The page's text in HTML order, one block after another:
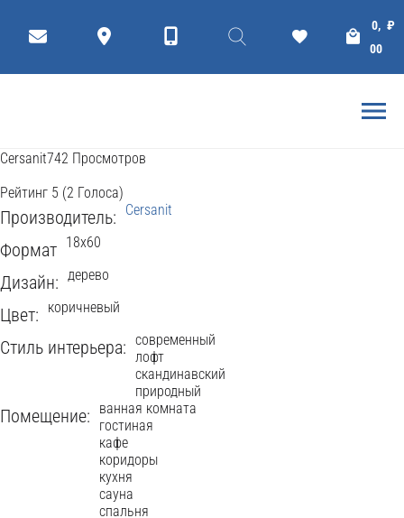
₽
0,
00
VINTAGEWOOD
Cersanit742 Просмотров
Рейтинг 5 (2 Голоса)
Производитель: Cersanit
Формат 18x60
Дизайн: дерево
Цвет: коричневый
Стиль интерьера: современный
лофт
скандинавский
природный
Помещение:
ванная комната
гостиная
кафе
коридоры
кухня
сауна
спальня